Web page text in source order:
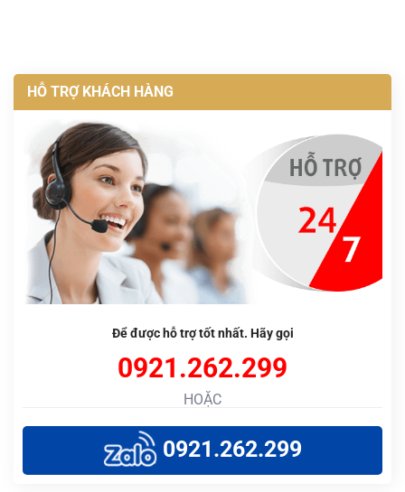
HỖ TRỢ KHÁCH HÀNG
Để được hỗ trợ tốt nhất. Hãy gọi
0921.262.299
HOẶC
0921.262.299